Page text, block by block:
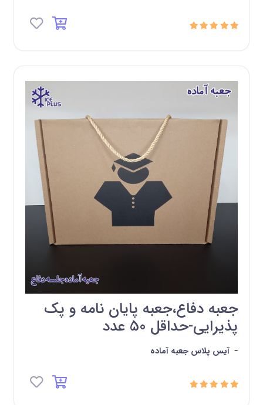
جعبه دفاع،جعبه پایان نامه و پک
پذیرایی-حداقل 50 عدد
- آیس پلاس جعبه آماده